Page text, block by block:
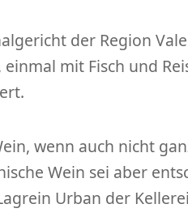
der Region
mit Fisch und
wenn auch nicht
Wein sei aber
Urban der